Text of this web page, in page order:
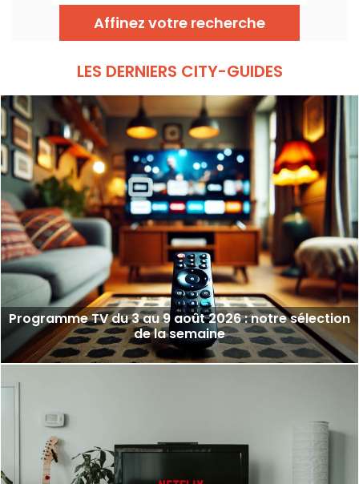
Affinez votre recherche
LES DERNIERS CITY-GUIDES
Programme TV du 3 au 9 août 2026 : notre sélection
de la semaine